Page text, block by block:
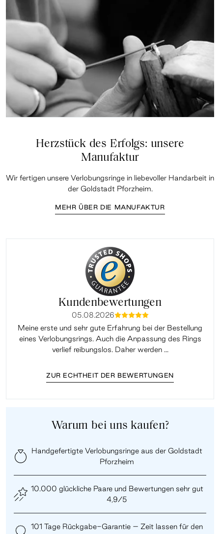
Herzstück des Erfolgs: unsere
Manufaktur
Wir fertigen unsere Verlobungsringe in liebevoller Handarbeit in
der Goldstadt Pforzheim.
MEHR ÜBER DIE MANUFAKTUR
Kundenbewertungen
05.08.2026mmmmm
Meine erste und sehr gute Erfahrung bei der Bestellung
eines Verlobungsrings. Auch die Anpassung des Rings
verlief reibungslos. Daher werden ...
ZUR ECHTHEIT DER BEWERTUNGEN
Warum bei uns kaufen?
Handgefertigte Verlobungsringe aus der Goldstadt
Pforzheim
10.000 glückliche Paare und Bewertungen sehr gut
4,9/5
101 Tage Rückgabe-Garantie – Zeit lassen für den